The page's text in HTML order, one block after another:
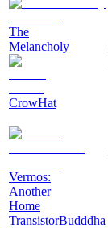
The
Melancholy
CrowHat
Vermos:
Another
Home
TransistorBudddha